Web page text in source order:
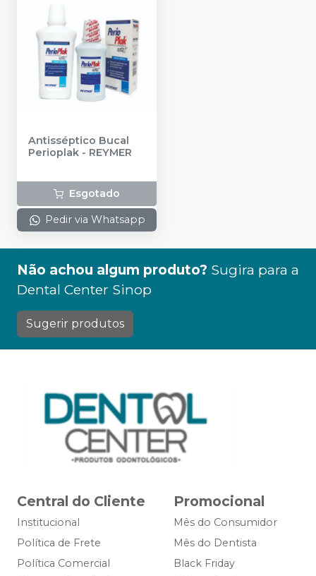
Antisséptico Bucal
Perioplak - REYMER
Esgotado
Pedir via Whatsapp
Não achou algum produto? Sugira para a
Dental Center Sinop
Sugerir produtos
Central do Cliente
Institucional
Política de Frete
Política Comercial
Promocional
Mês do Consumidor
Mês do Dentista
Black Friday